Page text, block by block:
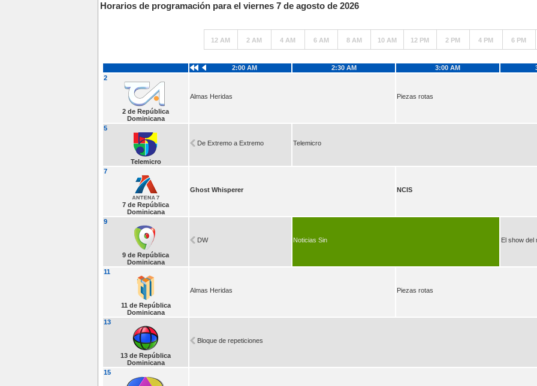
Horarios de programación para el viernes 7 de agosto de 2026
12 AM 2 AM 4 AM 6 AM 8 AM 10 AM 12 PM 2 PM 4 PM 6 PM
2:00 AM 2:30 AM 3:00 AM
2
2 de República
Dominicana
Almas Heridas Piezas rotas
5
Telemicro
De Extremo a Extremo Telemicro
7
7 de República
Dominicana
Ghost Whisperer NCIS
9
9 de República
Dominicana
DW Noticias Sin El show del
11
11 de República
Dominicana
Almas Heridas Piezas rotas
13
13 de República
Dominicana
Bloque de repeticiones
15